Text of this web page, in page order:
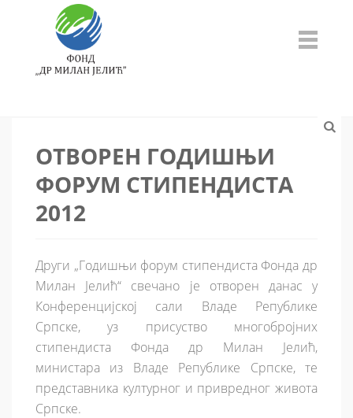
ОТВОРЕН ГОДИШЊИ
ФОРУМ СТИПЕНДИСТА
2012
Други „Годишњи форум стипендиста Фонда др
Милан Јелић“ свечано је отворен данас у
Конференцијској сали Владе Републике
Српске, уз присуство многобројних
стипендиста Фонда др Милан Јелић,
министара из Владе Републике Српске, те
представника културног и привредног живота
Српске.